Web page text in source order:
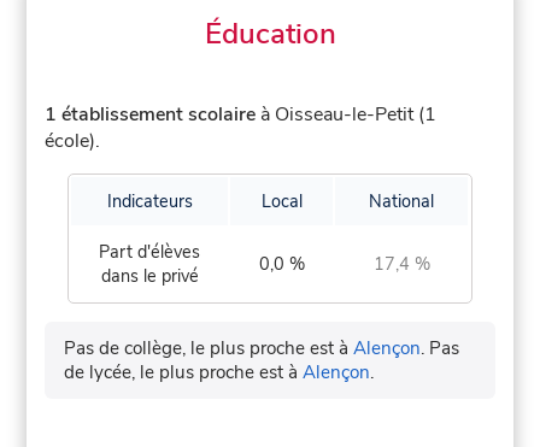
Éducation
1 établissement scolaire à Oisseau-le-Petit (1
école).
Indicateurs Local National
Part d'élèves
dans le privé
0,0 % 17,4 %
Pas de collège, le plus proche est àAlençon. Pas
de lycée, le plus proche est àAlençon.